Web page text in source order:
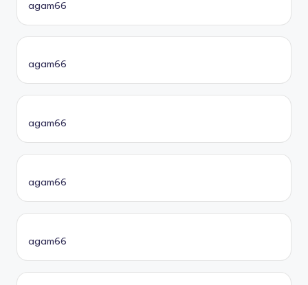
agam66
agam66
agam66
agam66
agam66